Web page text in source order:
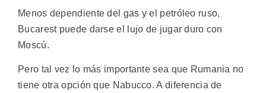
Menos dependiente del gas y el petróleo ruso,
Bucarest puede darse el lujo de jugar duro con
Moscú.
Pero tal vez lo más importante sea que Rumania no
tiene otra opción que Nabucco. A diferencia de